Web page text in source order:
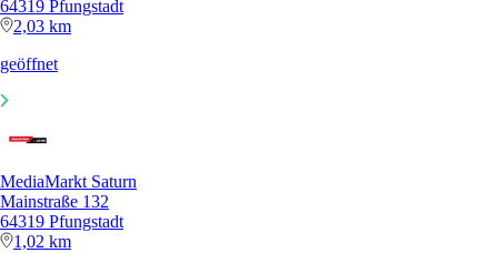
64319 Pfungstadt
2,03 km
geöffnet
MediaMarkt Saturn
Mainstraße 132
64319 Pfungstadt
1,02 km